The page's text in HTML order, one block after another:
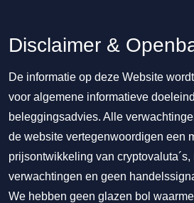
Disclaimer &
De informatie op deze Website
voor algemene informatieve
beleggingsadvies. Alle
de website vertegenwoordigen een
prijsontwikkeling van
verwachtingen en geen
We hebben geen glazen bol